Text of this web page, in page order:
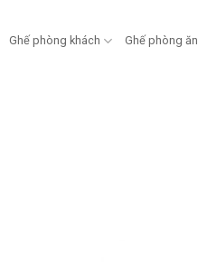
Ghế phòng khách Ghế phòng ăn